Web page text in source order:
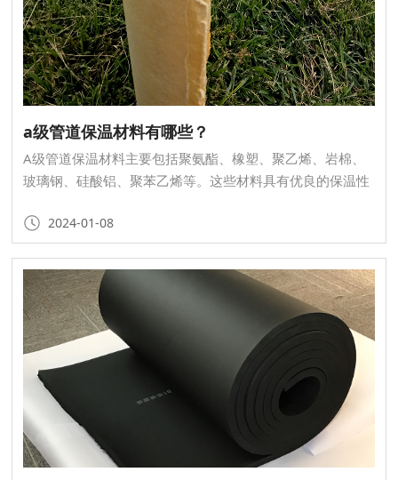
a级管道保温材料有哪些？
2024-01-08
A级管道保温材料主要包括聚氨酯、橡塑、聚乙烯、岩棉、
玻璃钢、硅酸铝、聚苯乙烯等。这些材料具有优良的保温性
领域得到广泛应用。